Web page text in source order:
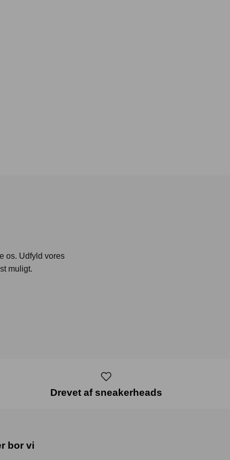
os. Udfyld vores
muligt.
Drevet af sneakerheads
bor vi